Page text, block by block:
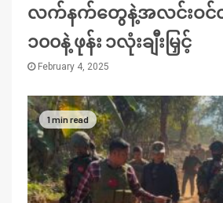
လက်နက်တွေနဲ့အလင်းဝင်
၁၀၀နဲ့ ဖုန်း ၁လုံးချီးမြှင့်
February 4, 2025
1 min read